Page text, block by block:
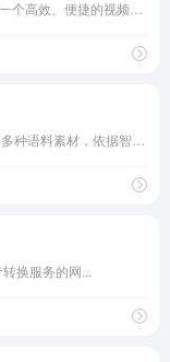
换服务的网...